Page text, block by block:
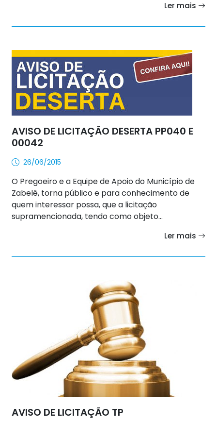
Ler mais
AVISO DE LICITAÇÃO DESERTA PP040 E
00042
26/06/2015
O Pregoeiro e a Equipe de Apoio do Município de
Zabelê, torna público e para conhecimento de
quem interessar possa, que a licitação
supramencionada, tendo como objeto...
Ler mais
AVISO DE LICITAÇÃO TP